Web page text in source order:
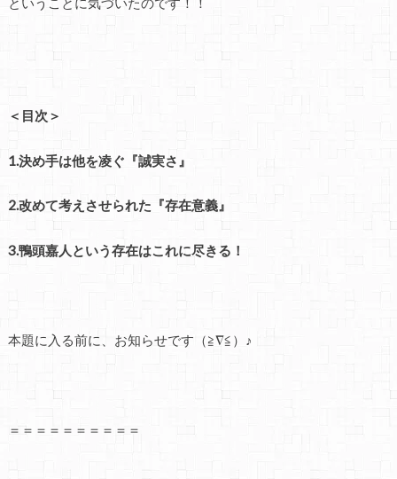
＜目次＞
1.決め手は他を凌ぐ『誠実さ』
2.改めて考えさせられた『存在意義』
3.鴨頭嘉人という存在はこれに尽きる！
本題に入る前に、お知らせです（≧∇≦）♪
＝＝＝＝＝＝＝＝＝＝